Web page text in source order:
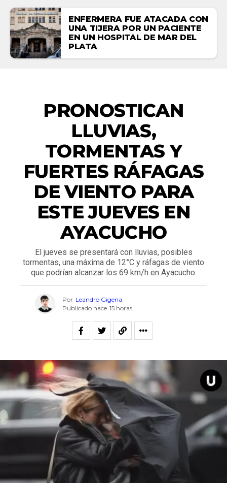
ENFERMERA FUE ATACADA CON
UNA TIJERA POR UN PACIENTE
EN UN HOSPITAL DE MAR DEL
PLATA
PRONOSTICAN
LLUVIAS,
TORMENTAS Y
FUERTES RÁFAGAS
DE VIENTO PARA
ESTE JUEVES EN
AYACUCHO
El jueves se presentará con lluvias, posibles
tormentas, una máxima de 12°C y ráfagas de viento
que podrían alcanzar los 69 km/h en Ayacucho.
Por Leandro Gigena
Publicado hace 15 horas